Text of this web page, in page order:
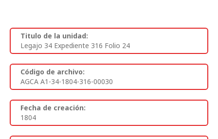
Titulo de la unidad:
Legajo 34 Expediente 316 Folio 24
Código de archivo:
AGCA A1-34-1804-316-00030
Fecha de creación:
1804